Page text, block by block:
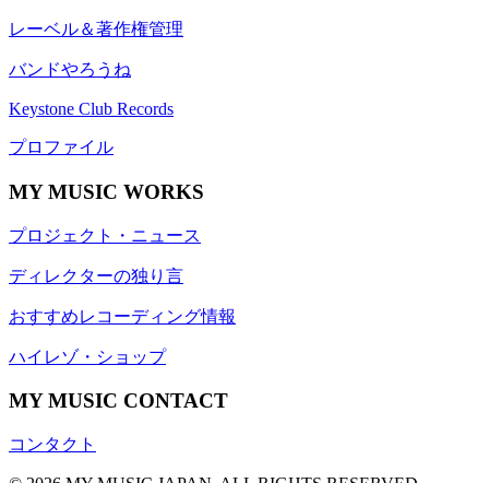
レーベル＆著作権管理
バンドやろうね
Keystone Club Records
プロファイル
MY MUSIC WORKS
プロジェクト・ニュース
ディレクターの独り言
おすすめレコーディング情報
ハイレゾ・ショップ
MY MUSIC CONTACT
コンタクト